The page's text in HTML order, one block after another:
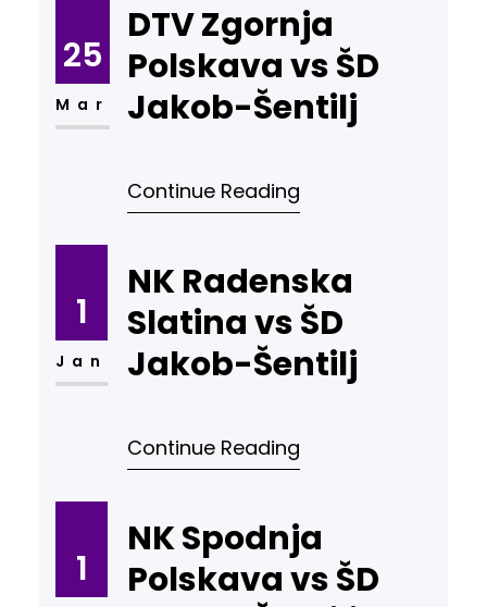
25
Mar
DTV Zgornja
Polskava vs ŠD
Jakob-Šentilj
Continue Reading
1
Jan
NK Radenska
Slatina vs ŠD
Jakob-Šentilj
Continue Reading
1
NK Spodnja
Polskava vs ŠD